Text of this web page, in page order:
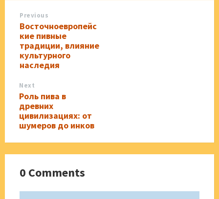
Previous
Восточноевропейс
кие пивные
традиции, влияние
культурного
наследия
Next
Роль пива в
древних
цивилизациях: от
шумеров до инков
0 Comments